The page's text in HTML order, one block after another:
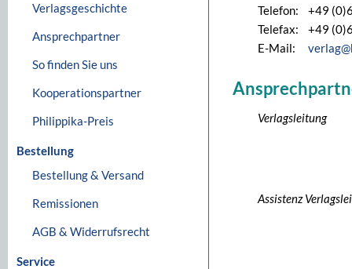
Verlagsgeschichte
Ansprechpartner
So finden Sie uns
Kooperationspartner
Philippika-Preis
Bestellung
Bestellung & Versand
Remissionen
AGB & Widerrufsrecht
Service
Telefon:
+49
Telefax:
+49
E-Mail:
Verlagsleitung
Assistenz